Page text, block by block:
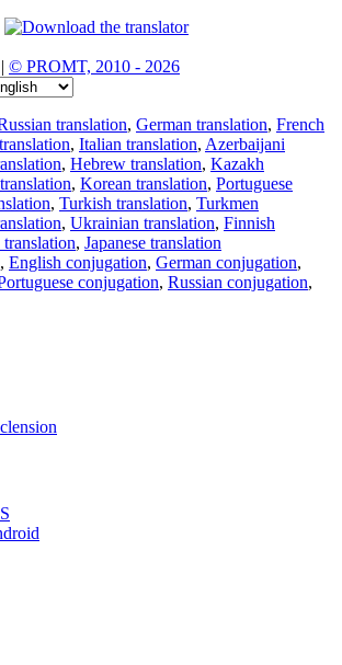
| © PROMT, 2010 - 2026
translation, German translation, French
, Italian translation, Azerbaijani
, Hebrew translation, Kazakh
, Korean translation, Portuguese
, Turkish translation, Turkmen
, Ukrainian translation, Finnish
, Japanese translation
, English conjugation, German conjugation,
conjugation, Russian conjugation,